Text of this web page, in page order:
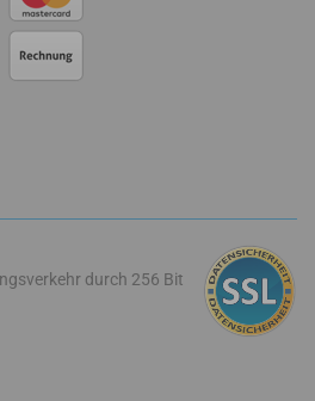
durch 256 Bit